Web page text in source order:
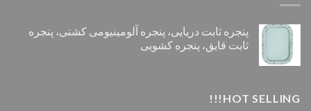
پنجره ثابت دریایی، پنجره آلومینیومی کشتی، پنجره
ثابت قایق، پنجره کشویی
HOT SELLING!!!